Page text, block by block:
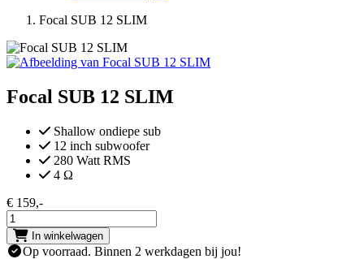
Focal SUB 12 SLIM
Focal SUB 12 SLIM
Shallow ondiepe sub
12 inch subwoofer
280 Watt RMS
4 Ω
€ 159,-
Aantal
In winkelwagen
Op voorraad. Binnen 2 werkdagen bij jou!